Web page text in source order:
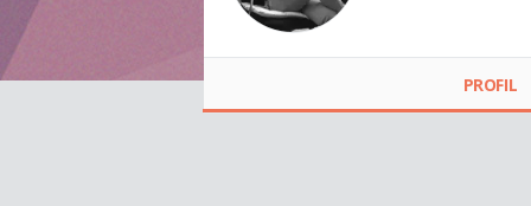
PROFIL